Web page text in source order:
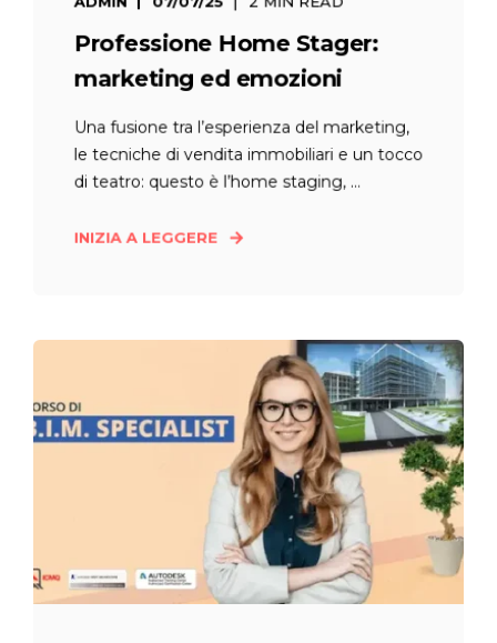
Professione Home Stager:
marketing ed emozioni
Una fusione tra l’esperienza del marketing,
le tecniche di vendita immobiliari e un tocco
di teatro: questo è l’home staging, ...
INIZIA A LEGGERE